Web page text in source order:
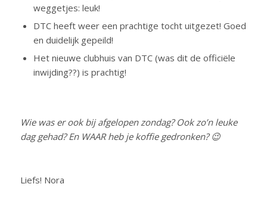
weggetjes: leuk!
DTC heeft weer een prachtige tocht uitgezet! Goed
en duidelijk gepeild!
Het nieuwe clubhuis van DTC (was dit de officiële
inwijding??) is prachtig!
Wie was er ook bij afgelopen zondag? Ook zo’n leuke
dag gehad? En WAAR heb je koffie gedronken? 😉
Liefs! Nora